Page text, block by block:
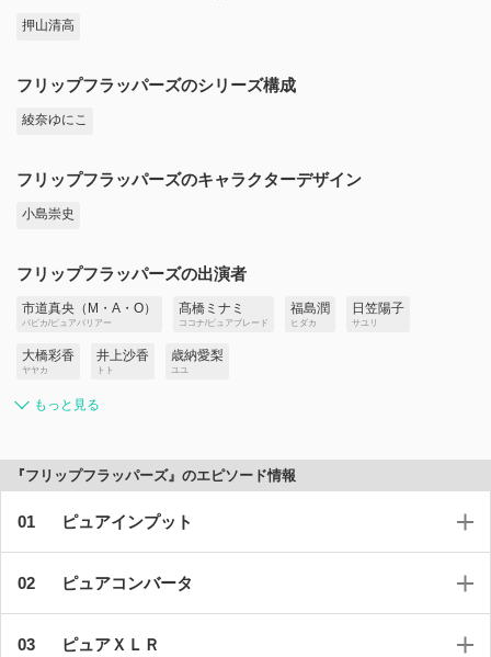
押山清高
フリップフラッパーズのシリーズ構成
綾奈ゆにこ
フリップフラッパーズのキャラクターデザイン
小島崇史
フリップフラッパーズの出演者
市道真央（M・A・O）
パピカ/ピュアバリアー
髙橋ミナミ
ココナ/ピュアブレード
福島潤
ヒダカ
日笠陽子
サユリ
大橋彩香
ヤヤカ
井上沙香
トト
歳納愛梨
ユユ
もっと見る
『フリップフラッパーズ』のエピソード情報
ピュアインプット
ピュアコンバータ
ピュアＸＬＲ